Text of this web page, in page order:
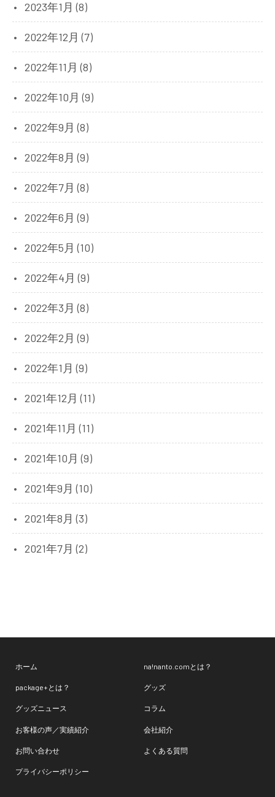
2023年1月 (8)
2022年12月 (7)
2022年11月 (8)
2022年10月 (9)
2022年9月 (8)
2022年8月 (9)
2022年7月 (8)
2022年6月 (9)
2022年5月 (10)
2022年4月 (9)
2022年3月 (8)
2022年2月 (9)
2022年1月 (9)
2021年12月 (11)
2021年11月 (11)
2021年10月 (9)
2021年9月 (10)
2021年8月 (3)
2021年7月 (2)
ホーム na!nanto.comとは？
package+とは？ グッズ
グッズニュース コラム
お客様の声／実績紹介 会社紹介
お問い合わせ よくある質問
プライバシーポリシー